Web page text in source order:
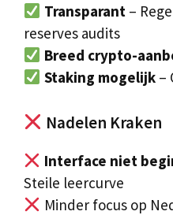
Transparant–
reserves audits
Breed crypto-
Staking mogelijk–
Nadelen Kraken
Interface niet
Steile leercurve
Minder focus op